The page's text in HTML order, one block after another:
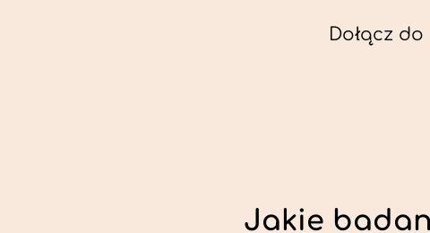
Dołącz
Jakie